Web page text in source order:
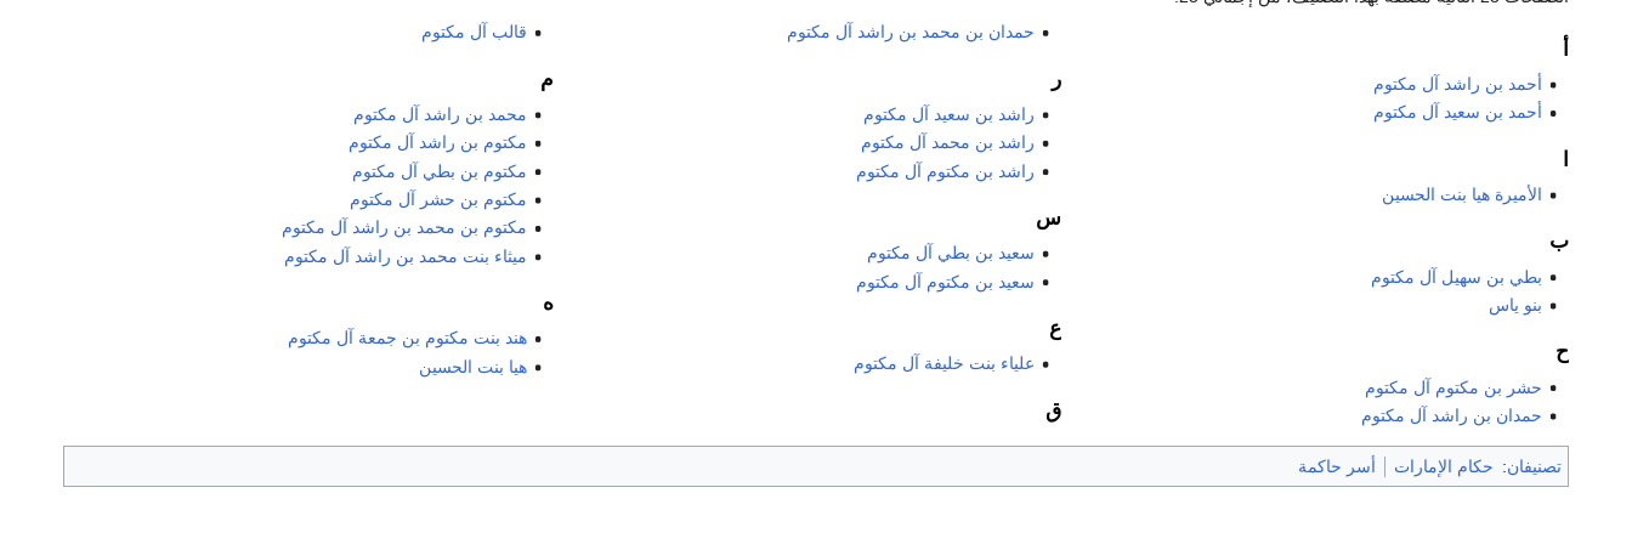
أحمد بن راشد آل مكتوم
أحمد بن سعيد آل مكتوم
الأميرة هيا بنت الحسين
ب
بطي بن سهيل آل مكتوم
بنو ياس
ح
حشر بن مكتوم آل مكتوم
حمدان بن راشد آل مكتوم
حمدان بن محمد بن راشد آل مكتوم
ر
راشد بن سعيد آل مكتوم
راشد بن محمد آل مكتوم
راشد بن مكتوم آل مكتوم
س
سعيد بن بطي آل مكتوم
سعيد بن مكتوم آل مكتوم
ع
علياء بنت خليفة آل مكتوم
ق
قالب آل مكتوم
م
محمد بن راشد آل مكتوم
مكتوم بن راشد آل مكتوم
مكتوم بن بطي آل مكتوم
مكتوم بن حشر آل مكتوم
مكتوم بن محمد بن راشد آل مكتوم
ميثاء بنت محمد بن راشد آل مكتوم
ه
هند بنت مكتوم بن جمعة آل مكتوم
هيا بنت الحسين
تصنيفان: حكام الإمارات أسر حاكمة